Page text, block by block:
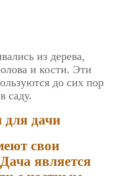
из дерева,
и кости. Эти
до сих пор
саду.
дачи
свои
является